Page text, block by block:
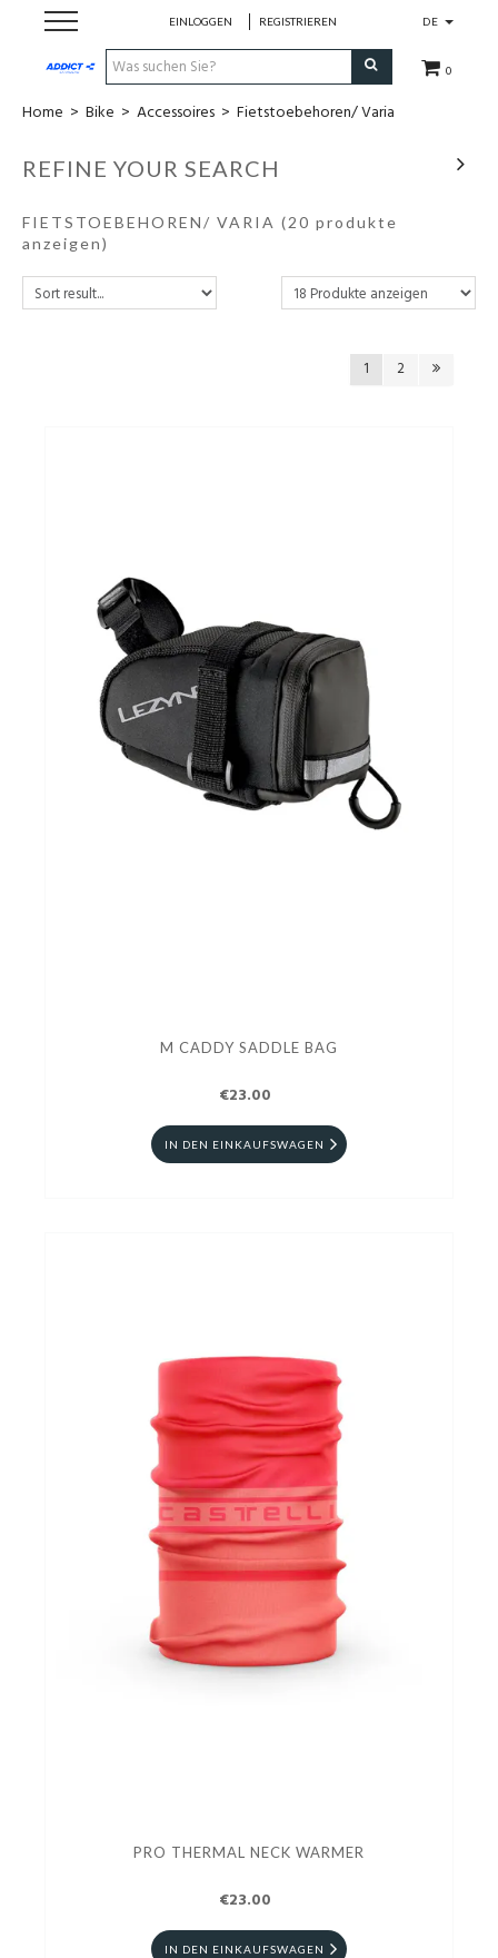
DE
0
EINLOGGEN REGISTRIEREN
Cadeaubon
Loopschoenen
Run
Swim
Gezonde levensstijl
Home > Bike > Accessoires > Fietstoebehoren/ Varia
REFINE YOUR SEARCH
FIETSTOEBEHOREN/ VARIA (20 produkte
anzeigen)
1 2
M CADDY SADDLE BAG
€23.00
IN DEN EINKAUFSWAGEN
PRO THERMAL NECK WARMER
€23.00
IN DEN EINKAUFSWAGEN